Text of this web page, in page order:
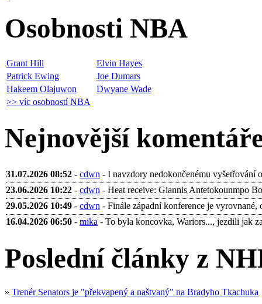
Osobnosti NBA
Grant Hill
Elvin Hayes
Patrick Ewing
Joe Dumars
Hakeem Olajuwon
Dwyane Wade
>> víc osobností NBA
Nejnovější
31.07.2026 08:52 - cdwn - I navzdory nedokončenému vyšetřování
23.06.2026 10:22 - cdwn - Heat receive: Giannis Antetokounmpo
29.05.2026 10:49 - cdwn - Finále západní konference je vyrovnané,
16.04.2026 06:50 - mika - To byla koncovka, Wariors..., jezdili jak
Poslední články z
» Trenér Senators je "překvapený a naštvaný" na Bradyho Tkachuka